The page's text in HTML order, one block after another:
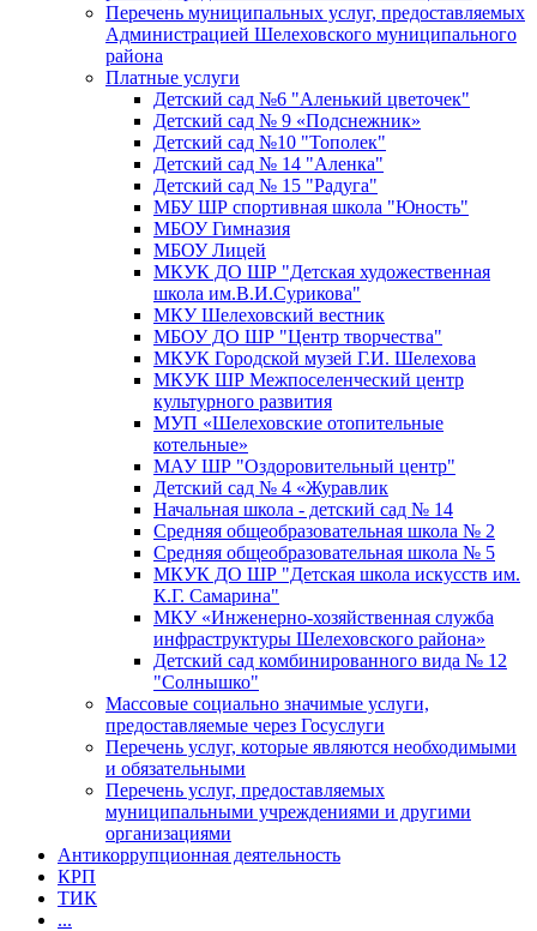
Перечень муниципальных услуг, предоставляемых
Администрацией Шелеховского муниципального
района
Платные услуги
Детский сад №6 "Аленький цветочек"
Детский сад № 9 «Подснежник»
Детский сад №10 "Тополек"
Детский сад № 14 "Аленка"
Детский сад № 15 "Радуга"
МБУ ШР спортивная школа "Юность"
МБОУ Гимназия
МБОУ Лицей
МКУК ДО ШР "Детская художественная
школа им.В.И.Сурикова"
МКУ Шелеховский вестник
МБОУ ДО ШР "Центр творчества"
МКУК Городской музей Г.И. Шелехова
МКУК ШР Межпоселенческий центр
культурного развития
МУП «Шелеховские отопительные
котельные»
МАУ ШР "Оздоровительный центр"
Детский сад № 4 «Журавлик
Начальная школа - детский сад № 14
Средняя общеобразовательная школа № 2
Средняя общеобразовательная школа № 5
МКУК ДО ШР "Детская школа искусств им.
К.Г. Самарина"
МКУ «Инженерно-хозяйственная служба
инфраструктуры Шелеховского района»
Детский сад комбинированного вида № 12
"Солнышко"
Массовые социально значимые услуги,
предоставляемые через Госуслуги
Перечень услуг, которые являются необходимыми
и обязательными
Перечень услуг, предоставляемых
муниципальными учреждениями и другими
организациями
Антикоррупционная деятельность
КРП
ТИК
...